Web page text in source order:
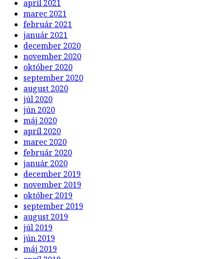
apríl 2021
marec 2021
február 2021
január 2021
december 2020
november 2020
október 2020
september 2020
august 2020
júl 2020
jún 2020
máj 2020
apríl 2020
marec 2020
február 2020
január 2020
december 2019
november 2019
október 2019
september 2019
august 2019
júl 2019
jún 2019
máj 2019